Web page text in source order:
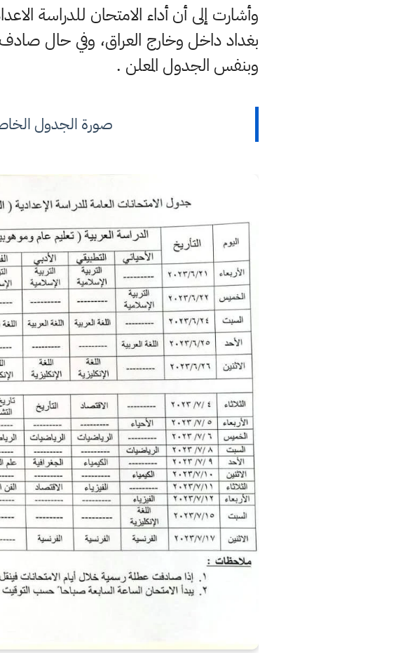
وأشارت إلى أن أداء الامتحان للدراسة
بغداد داخل وخارج العراق، وفي حال
وبنفس الجدول المعلن .
صورة الجدول الخاص